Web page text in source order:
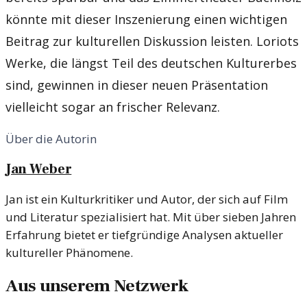
könnte mit dieser Inszenierung einen wichtigen
Beitrag zur kulturellen Diskussion leisten. Loriots
Werke, die längst Teil des deutschen Kulturerbes
sind, gewinnen in dieser neuen Präsentation
vielleicht sogar an frischer Relevanz.
Über die Autorin
Jan Weber
Jan ist ein Kulturkritiker und Autor, der sich auf Film
und Literatur spezialisiert hat. Mit über sieben Jahren
Erfahrung bietet er tiefgründige Analysen aktueller
kultureller Phänomene.
Aus unserem Netzwerk